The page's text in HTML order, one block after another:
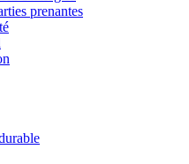
prenantes